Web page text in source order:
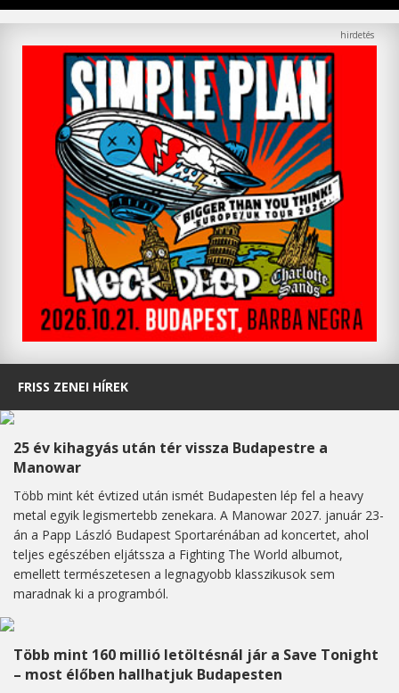
FRISS ZENEI HÍREK
25 év kihagyás után tér vissza Budapestre a
Manowar
Több mint két évtized után ismét Budapesten lép fel a heavy
metal egyik legismertebb zenekara. A Manowar 2027. január 23-
án a Papp László Budapest Sportarénában ad koncertet, ahol
teljes egészében eljátssza a Fighting The World albumot,
emellett természetesen a legnagyobb klasszikusok sem
maradnak ki a programból.
Több mint 160 millió letöltésnál jár a Save Tonight
– most élőben hallhatjuk Budapesten